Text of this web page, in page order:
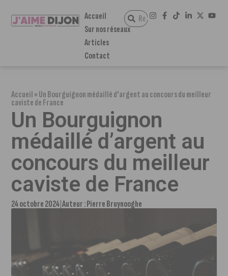
Accueil
Sur nos réseaux
Articles
Contact
Accueil»Un Bourguignon médaillé d’argent au concours du meilleur
caviste de France
Un Bourguignon
médaillé d’argent au
concours du meilleur
caviste de France
24 octobre 2024 Auteur :Pierre Bruynooghe